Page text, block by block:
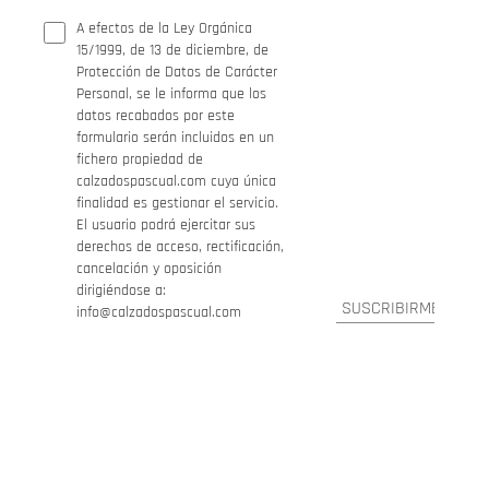
A efectos de la Ley Orgánica
15/1999, de 13 de diciembre, de
Protección de Datos de Carácter
Personal, se le informa que los
datos recabados por este
formulario serán incluidos en un
fichero propiedad de
calzadospascual.com cuya única
finalidad es gestionar el servicio.
El usuario podrá ejercitar sus
derechos de acceso, rectificación,
cancelación y oposición
dirigiéndose a:
info@calzadospascual.com